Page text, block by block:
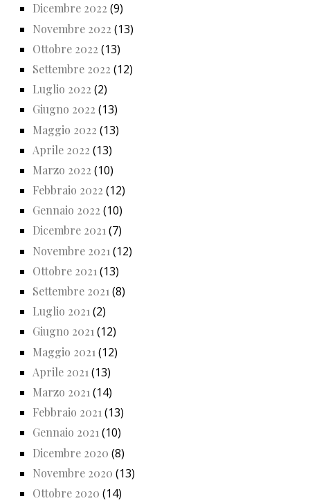
Dicembre 2022 (9)
Novembre 2022 (13)
Ottobre 2022 (13)
Settembre 2022 (12)
Luglio 2022 (2)
Giugno 2022 (13)
Maggio 2022 (13)
Aprile 2022 (13)
Marzo 2022 (10)
Febbraio 2022 (12)
Gennaio 2022 (10)
Dicembre 2021(7)
Novembre 2021 (12)
Ottobre 2021 (13)
Settembre 2021 (8)
Luglio 2021 (2)
Giugno 2021(12)
Maggio 2021 (12)
Aprile 2021 (13)
Marzo 2021 (14)
Febbraio 2021 (13)
Gennaio 2021(10)
Dicembre 2020 (8)
Novembre 2020 (13)
Ottobre 2020 (14)